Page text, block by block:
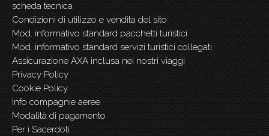
scheda tecnica
Condizioni di utilizzo e vendita del sito
Mod. informativo standard pacchetti turistici
Mod. informativo standard servizi turistici collegati
Assicurazione AXA inclusa nei nostri viaggi
Privacy Policy
Cookie Policy
Info compagnie aeree
Modalità di pagamento
Per i Sacerdoti